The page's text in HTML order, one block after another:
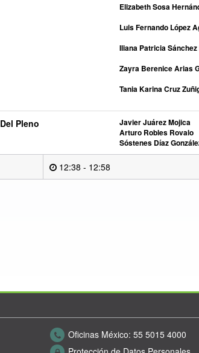
Elizabeth Sosa
Luis Fernando López
Iliana Patricia
Zayra Berenice Arias
Tania Karina Cruz
Del Pleno Javier Juárez Mojica
Arturo Robles Rovalo
Sóstenes Díaz
12:38 - 12:58
Oficinas México: 55 5015 4000